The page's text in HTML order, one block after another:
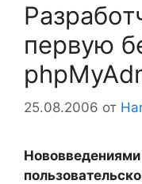
первую
25.08.2006 от